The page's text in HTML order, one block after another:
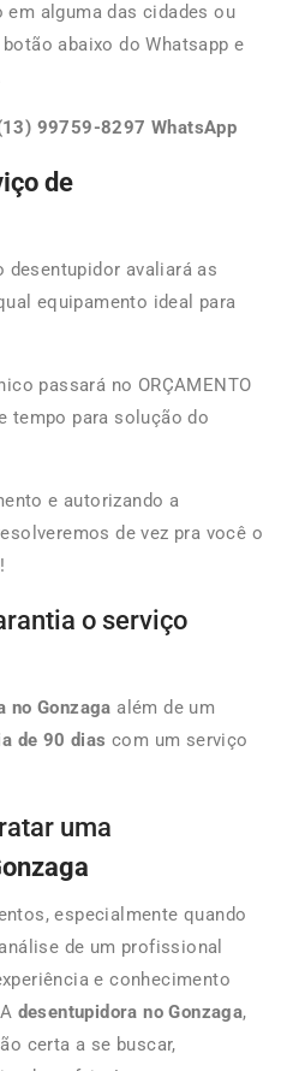
em alguma das cidades ou
abaixo do Whatsapp e
99759-8297 WhatsApp
de
avaliará as
equipamento ideal para
passará no ORÇAMENTO
tempo para solução do
e autorizando a
de vez pra você o
o serviço
no Gonzaga além de um
de 90 dias com um serviço
uma
especialmente quando
de um profissional
e conhecimento
desentupidora no Gonzaga,
certa a se buscar,